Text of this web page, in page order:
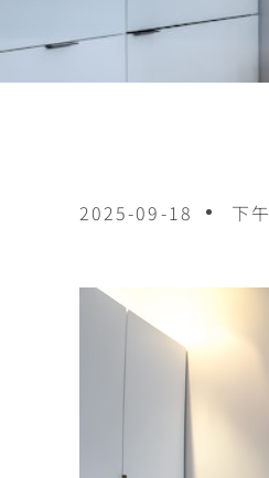
2025-09-18 下